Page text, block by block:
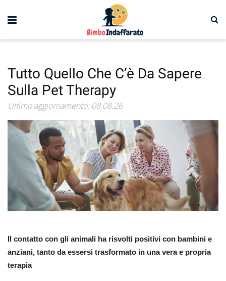
Tutto Quello Che C’è Da Sapere
Sulla Pet Therapy
Ultimo aggiornamento: 08.08.26
Il contatto con gli animali ha risvolti positivi con bambini e
anziani, tanto da essersi trasformato in una vera e propria
terapia